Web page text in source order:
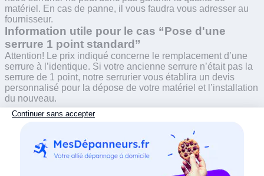
matériel. En cas de panne, il vous faudra vous adresser au
fournisseur.
Information utile pour le cas “Pose d'une
serrure 1 point standard”
Attention! Le prix indiqué concerne le remplacement d’une
serrure à l’identique. Si votre ancienne serrure n’était pas la
serrure de 1 point, notre serrurier vous établira un devis
personnalisé pour la dépose de votre matériel et l’installation
du nouveau.
Les avis